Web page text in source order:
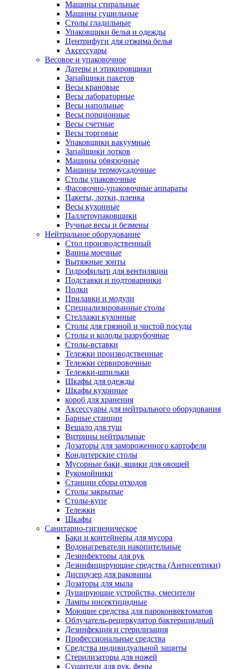
Машины стиральные
Машины сушильные
Столы гладильные
Упаковщики белья и одежды
Центрифуги для отжима белья
Аксессуары
Весовое и упаковочное
Датеры и этикировщики
Запайщики пакетов
Весы крановые
Весы лабораторные
Весы напольные
Весы порционные
Весы счетные
Весы торговые
Упаковщики вакуумные
Запайщики лотков
Машины обвязочные
Машины термоусадочные
Столы упаковочные
Фасовочно-упаковочные аппараты
Пакеты, лотки, пленка
Весы кухонные
Паллетоупаковщики
Ручные весы и безмены
Нейтральное оборудование
Cтол производственный
Ванны моечные
Вытяжные зонты
Гидрофильтр для вентиляции
Подставки и подтоварники
Полки
Прилавки и модули
Специализированные столы
Стеллажи кухонные
Столы для грязной и чистой посуды
Столы и колоды разрубочные
Столы-вставки
Тележки производственные
Тележки сервировочные
Тележки-шпильки
Шкафы для одежды
Шкафы кухонные
короб для хранения
Аксессуары для нейтрального оборудования
Барные станции
Вешало для туш
Витрины нейтральные
Дозаторы для замороженного картофеля
Кондитерские столы
Мусорные баки, ящики для овощей
Рукомойники
Станции сбора отходов
Столы закрытые
Столы-купе
Тележки
Шкафы
Санитарно-гигиеническое
Баки и контейнеры для мусора
Водонагреватели накопительные
Дезинфекторы для рук
Дезинфицирующие средства (Антисептики)
Диспоузер для раковины
Дозаторы для мыла
Душирующие устройства, смесители
Лампы инсектицидные
Моющие средства для пароконвектоматов
Облучатель-рециркулятор бактерицидный
Дезинфекция и стерилизация
Профессиональные средства
Средства индивидуальной защиты
Стерилизаторы для ножей
Сушители для рук, фены